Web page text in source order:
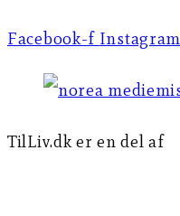
Facebook-f Instagram
TilLiv.dk er en del af